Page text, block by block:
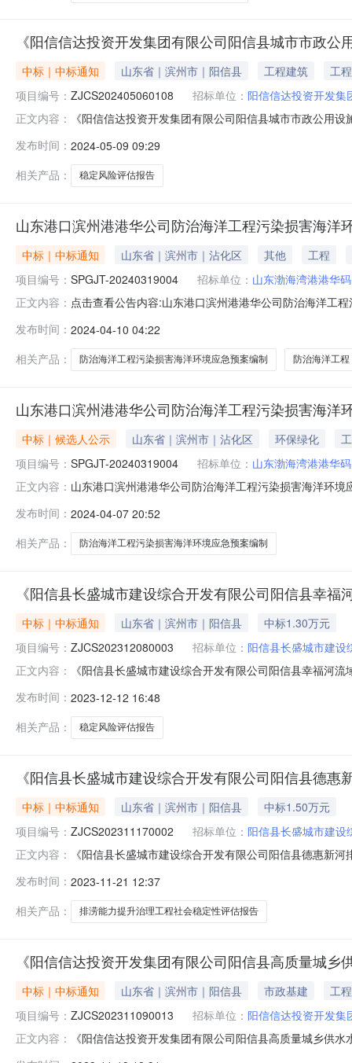
《阳信信达投资开发集团有限公司阳信县城市市政
中标｜中标通知 山东省｜滨州市｜阳信县 工程建筑
工程
项目编号： ZJCS202405060108 招标单位： 阳信信达投资开发集
正文内容：
《阳信信达投资开发集团有限公司阳信县城市市政公用
申请单位：阳信信达投资开发集团有限公司联系人：马
发布时间： 2024-05-09 09:29
相关产品：
稳定风险评估报告
山东港口滨州港港华公司防治海洋工程污染损害海洋
中标｜中标通知 山东省｜滨州市｜沾化区 其他
工程
项目编号： SPGJT-20240319004 招标单位： 山东渤海湾港港华
正文内容： 点击查看公告内容:山东港口滨州港港华公司防治海洋工
制采购项目山东港口滨州港港华公司防治海洋工程污染
发布时间： 2024-04-10 04:22
相关产品：
防治海洋工程污染损害海洋环境应急预案编制 防治海洋工程
山东港口滨州港港华公司防治海洋工程污染损害海洋
中标｜候选人公示 山东省｜滨州市｜沾化区 环保绿化
项目编号： SPGJT-20240319004 招标单位： 山东渤海湾港港华
正文内容： 山东港口滨州港港华公司防治海洋工程污染损害海洋环
15:55评标时间：2024年03月26日09:00备注：温馨提示
发布时间： 2024-04-07 20:52
相关产品：
防治海洋工程污染损害海洋环境应急预案编制
《阳信县长盛城市建设综合开发有限公司阳信县幸
中标｜中标通知 山东省｜滨州市｜阳信县
中标1.30万元
项目编号： ZJCS202312080003 招标单位： 阳信县长盛城市建设
正文内容：
《阳信县长盛城市建设综合开发有限公司阳信县幸福河
价格：1.3万元项目申请单位：阳信县长盛城市建设综合
发布时间： 2023-12-12 16:48
相关产品：
稳定风险评估报告
《阳信县长盛城市建设综合开发有限公司阳信县德
中标｜中标通知 山东省｜滨州市｜阳信县
中标1.50万元
项目编号： ZJCS202311170002 招标单位： 阳信县长盛城市建设
正文内容：
《阳信县长盛城市建设综合开发有限公司阳信县德惠新
中选价格：1.5万元项目申请单位：阳信县长盛城市建设
发布时间： 2023-11-21 12:37
相关产品：
排涝能力提升治理工程社会稳定性评估报告
《阳信信达投资开发集团有限公司阳信县高质量城
中标｜中标通知 山东省｜滨州市｜阳信县 市政基建
工程
项目编号： ZJCS202311090013 招标单位： 阳信信达投资开发集
正文内容：
《阳信信达投资开发集团有限公司阳信县高质量城乡供